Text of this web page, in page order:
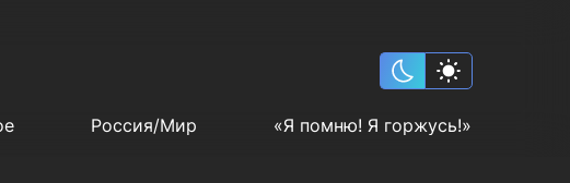
Россия/Мир «Я помню! Я горжусь!»